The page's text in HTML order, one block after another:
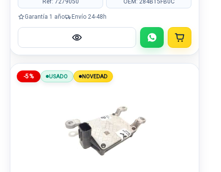
Garantía 1 año Envío 24-48h
-5% USADO NOVEDAD